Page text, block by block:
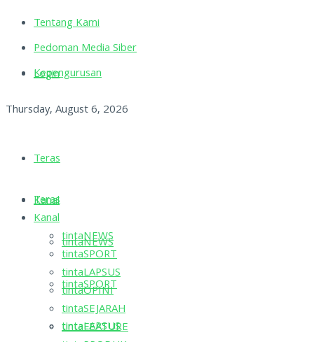
Tentang Kami
Pedoman Media Siber
Kepengurusan
Thursday, August 6, 2026
Login
Teras
Kanal
tintaNEWS
tintaSPORT
tintaLAPSUS
Teras
Kanal
tintaNEWS
tintaSPORT
tintaLAPSUS
tintaOPINI
tintaSEJARAH
tintaFEATURE